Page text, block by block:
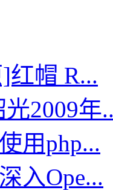
红帽 R...
光2009年
用php...
入Ope...